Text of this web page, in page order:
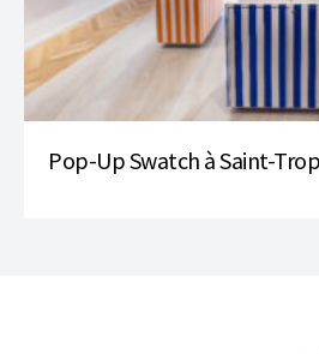
Pop-Up Swatch à Saint-